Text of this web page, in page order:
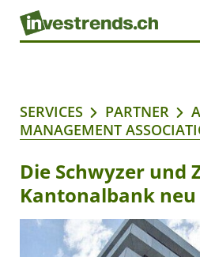
SERVICES PARTNER
MANAGEMENT
Die Schwyzer und
Kantonalbank neu